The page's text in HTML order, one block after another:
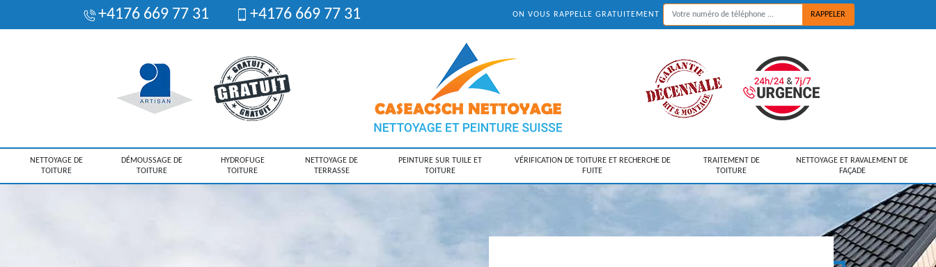
+4176 669 77 31 +4176 669 77 31 ON VOUS RAPPELLE GRATUITEMENT
NETTOYAGE DE
TOITURE
DÉMOUSSAGE DE
TOITURE
HYDROFUGE
TOITURE
NETTOYAGE DE
TERRASSE
PEINTURE SUR TUILE ET
TOITURE
VÉRIFICATION DE TOITURE ET RECHERCHE DE
FUITE
TRAITEMENT DE
TOITURE
NETTOYAGE ET RAVALEMENT DE
FAÇADE